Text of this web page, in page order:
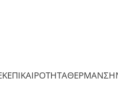
ΕΠΙΚΑΙΡΟΤΗΤΑΘΕΡΜΑΝΣΗ